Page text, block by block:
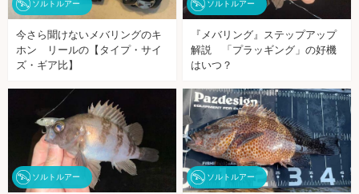
ソルトルアー
今さら聞けないメバリングのキ
ホン リールの【タイプ・サイ
ズ・ギア比】
ソルトルアー
『メバリング』ステップアップ
解説 「プラッギング」の好機
はいつ？
ソルトルアー ソルトルアー